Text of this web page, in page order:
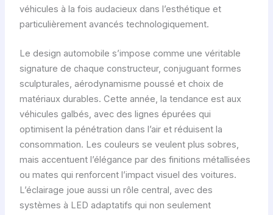
véhicules à la fois audacieux dans l’esthétique et
particulièrement avancés technologiquement.
Le design automobile s’impose comme une véritable
signature de chaque constructeur, conjuguant formes
sculpturales, aérodynamisme poussé et choix de
matériaux durables. Cette année, la tendance est aux
véhicules galbés, avec des lignes épurées qui
optimisent la pénétration dans l’air et réduisent la
consommation. Les couleurs se veulent plus sobres,
mais accentuent l’élégance par des finitions métallisées
ou mates qui renforcent l’impact visuel des voitures.
L’éclairage joue aussi un rôle central, avec des
systèmes à LED adaptatifs qui non seulement